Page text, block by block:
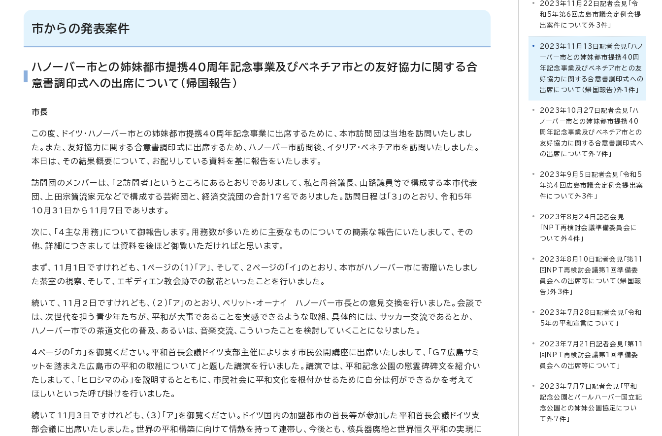
市からの発表案件
ハノーバー市との姉妹都市提携40周年記念事業及びベネチア市との友好協力に関する合
意書調印式への出席について（帰国報告）
市長
この度、ドイツ・ハノーバー市との姉妹都市提携40周年記念事業に出席するために、本市訪問団は当地を訪問いたしまし
た。また、友好協力に関する合意書調印式に出席するため、ハノーバー市訪問後、イタリア・ベネチア市を訪問いたしました。
本日は、その結果概要について、お配りしている資料を基に報告をいたします。
訪問団のメンバーは、「2訪問者」というところにあるとおりでありまして、私と母谷議長、山路議員等で構成する本市代表
団、上田宗箇流家元などで構成する芸術団と、経済交流団の合計17名でありました。訪問日程は「3」のとおり、令和5年
10月31日から11月7日であります。
次に、「4主な用務」について御報告します。用務数が多いために主要なものについての簡素な報告にいたしまして、その
他、詳細につきましては資料を後ほど御覧いただければと思います。
まず、11月1日ですけれども、1ページの（1）「ア」、そして、2ページの「イ」のとおり、本市がハノーバー市に寄贈いたしまし
た茶室の視察、そして、エギディエン教会跡での献花といったことを行いました。
続いて、11月2日ですけれども、（2）「ア」のとおり、ベリット・オーナイ ハノーバー市長との意見交換を行いました。会談で
は、次世代を担う青少年たちが、平和が大事であることを実感できるような取組、具体的には、サッカー交流であるとか、
ハノーバー市での茶道文化の普及、あるいは、音楽交流、こういったことを検討していくことになりました。
4ページの「カ」を御覧ください。平和首長会議ドイツ支部主催によります市民公開講座に出席いたしまして、「G7広島サミ
ットを踏まえた広島市の平和の取組について」と題した講演を行いました。講演では、平和記念公園の慰霊碑碑文を紹介い
たしまして、「ヒロシマの心」を説明するとともに、市民社会に平和文化を根付かせるために自分は何ができるかを考えて
ほしいといった呼び掛けを行いました。
続いて11月3日ですけれども、（3）「ア」を御覧ください。ドイツ国内の加盟都市の首長等が参加した平和首長会議ドイツ支
部会議に出席いたしました。世界の平和構築に向けて情熱を持って連帯し、今後とも、核兵器廃絶と世界恒久平和の実現に
2023年11月22日記者会見「令
和5年第6回広島市議会定例会提
出案件について外3件」
2023年11月13日記者会見「ハノ
ーバー市との姉妹都市提携40周
年記念事業及びベネチア市との友
好協力に関する合意書調印式への
出席について（帰国報告）外1件」
2023年10月27日記者会見「ハ
ノーバー市との姉妹都市提携40
周年記念事業及びベネチア市との
友好協力に関する合意書調印式へ
の出席について外7件」
2023年9月5日記者会見「令和5
年第4回広島市議会定例会提出案
件について外3件」
2023年8月24日記者会見
「NPT再検討会議準備委員会に
ついて外4件」
2023年8月10日記者会見「第11
回NPT再検討会議第1回準備委
員会への出席等について（帰国報
告）外3件」
2023年7月28日記者会見「令和
5年の平和宣言について」
2023年7月21日記者会見「第11
回NPT再検討会議第1回準備委
員会への出席等について」
2023年7月7日記者会見「平和
記念公園とパールハーバー国立記
念公園との姉妹公園協定につい
て外7件」